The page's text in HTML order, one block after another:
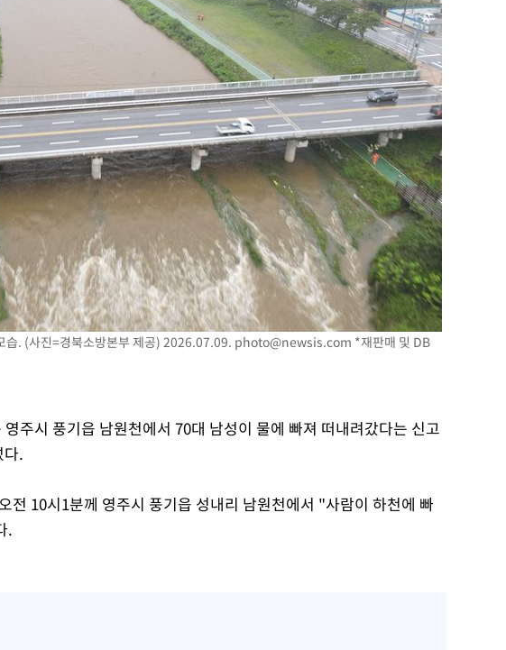
역 3년
호 구속기소
생 1850명 사망
속 송치
할라피뇨"-- CDC
사망 관련 압수수색
·경기도 선관위 등 9곳
대 상승 출발
개장
6365.07 개장
.. 14명 부상, 3명은 중
경보'
남부 케슘섬에서 두차
관세, 120일 후 발
습. (사진=경북소방본부 제공) 2026.07.09. photo@newsis.com *재판매 및 DB
주시 풍기읍 남원천에서 70대 남성이 물에 빠져 떠내려갔다는 신고
다.
전 10시1분께 영주시 풍기읍 성내리 남원천에서 "사람이 하천에 빠
.
1
"여군 지원 막힌 UDT 훈련 직
접 해봤습니다"…707 출신
女유튜버 '완벽 소화'
2 전현무 "전 연인 집착에 친구들
4
격제 도입에…"공정 경쟁·수익